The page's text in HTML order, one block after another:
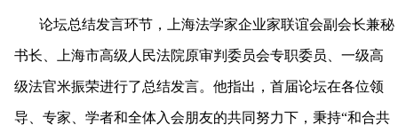
论坛总结发言环节，上海法学家企业家联谊会副会长兼秘
书长、上海市高级人民法院原审判委员会专职委员、一级高
级法官米振荣进行了总结发言。他指出， 首届论坛在各位领
导、专家、学者和全体入会朋友的共同努力下，秉持“和合共